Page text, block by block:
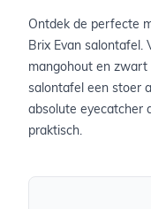
Ontdek de perfecte
Brix Evan salontafel.
mangohout en
salontafel een stoer
absolute eyecatcher
praktisch.